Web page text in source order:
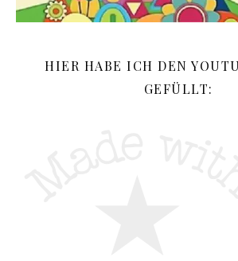
HIER HABE ICH DEN
GEFÜLLT: